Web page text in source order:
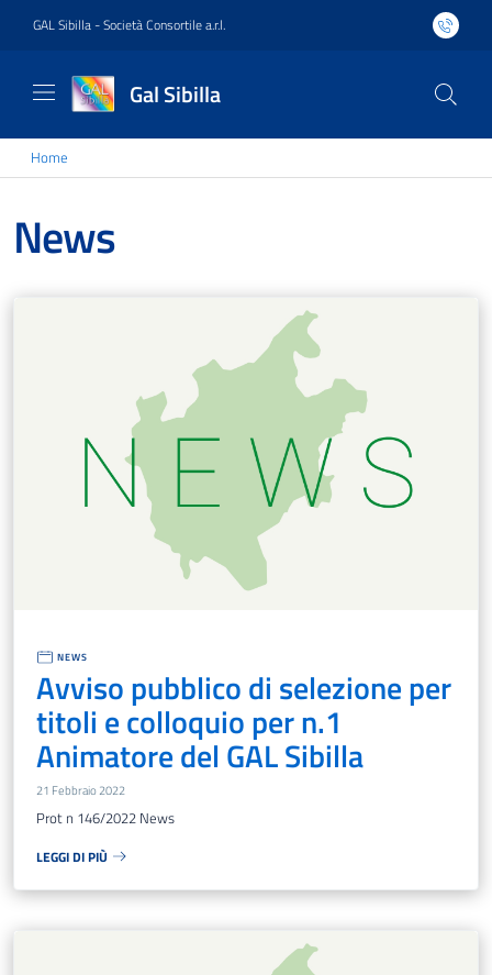
GAL Sibilla - Società Consortile a.r.l.
Gal Sibilla
Home
News
NEWS
Avviso pubblico di selezione per
titoli e colloquio per n.1
Animatore del GAL Sibilla
21 Febbraio 2022
Prot n 146/2022 News
LEGGI DI PIÙ